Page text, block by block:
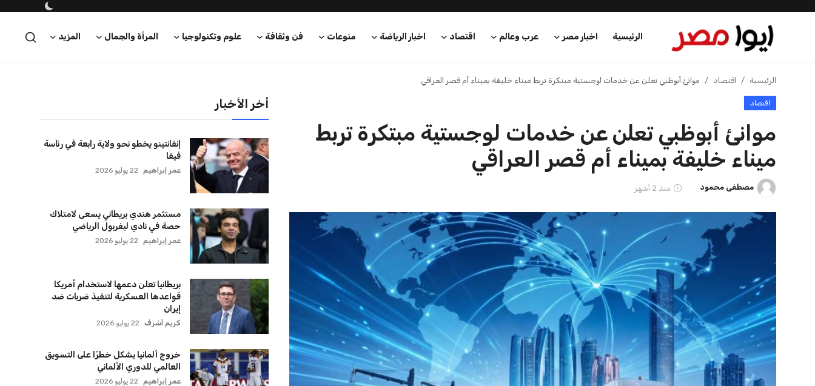
الرئيسية اخبار مصر عرب وعالم اقتصاد اخبار الرياضة منوعات فن وثقافة علوم وتكنولوجيا المرأة والجمال المزيد
الرئيسية
اخبار مصر
عرب وعالم
اخبار الرياضة
علوم وتكنولوجيا
المرأة والجمال
الرئيسية اقتصاد موانئ أبوظبي تعلن عن خدمات لوجستية مبتكرة تربط ميناء خليفة بميناء أم قصر العراقي
اقتصاد
موانئ أبوظبي تعلن عن خدمات لوجستية مبتكرة تربط
ميناء خليفة بميناء أم قصر العراقي
مصطفى محمود منذ 2 أشهر
أخر الأخبار
إنفانتينو يخطو نحو ولاية رابعة في رئاسة
فيفا
عمر إبراهيم 22 يوليو 2026
مستثمر هندي بريطاني يسعى لامتلاك
حصة في نادي ليفربول الرياضي
عمر إبراهيم 22 يوليو 2026
بريطانيا تعلن دعمها لاستخدام أمريكا
قواعدها العسكرية لتنفيذ ضربات ضد
إيران
كريم أشرف 22 يوليو 2026
خروج ألمانيا يشكل خطرًا على التسويق
العالمي للدوري الألماني
عمر إبراهيم 22 يوليو 2026